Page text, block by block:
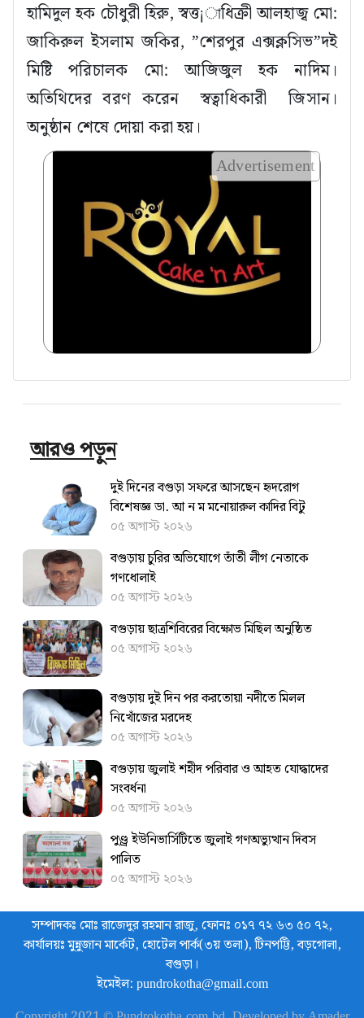
হামিদুল হক চৌধুরী হিরু, স্বত্ত¡াধিক্রী আলহাজ্ব মো:
জাকিরুল ইসলাম জকির, ”শেরপুর এক্সক্লসিভ”দই
মিষ্টি পরিচালক মো: আজিজুল হক নাদিম।
অতিথিদের বরণ করেন স্বত্বাধিকারী জিসান।
অনুষ্ঠান শেষে দোয়া করা হয়।
Advertisement
আরও পড়ুন
দুই দিনের বগুড়া সফরে আসছেন হৃদরোগ
বিশেষজ্ঞ ডা. আ ন ম মনোয়ারুল কাদির বিটু
০৫ অগাস্ট ২০২৬
বগুড়ায় চুরির অভিযোগে তাঁতী লীগ নেতাকে
গণধোলাই
০৫ অগাস্ট ২০২৬
বগুড়ায় ছাত্রশিবিরের বিক্ষোভ মিছিল অনুষ্ঠিত
০৫ অগাস্ট ২০২৬
বগুড়ায় দুই দিন পর করতোয়া নদীতে মিলল
নিখোঁজের মরদেহ
০৫ অগাস্ট ২০২৬
বগুড়ায় জুলাই শহীদ পরিবার ও আহত যোদ্ধাদের
সংবর্ধনা
০৫ অগাস্ট ২০২৬
পুণ্ড্র ইউনিভার্সিটিতে জুলাই গণঅভ্যুত্থান দিবস
পালিত
০৫ অগাস্ট ২০২৬
সম্পাদকঃ মোঃ রাজেদুর রহমান রাজু, ফোনঃ ০১৭ ৭২ ৬৩ ৫০ ৭২,
কার্যালয়ঃ মুন্নুজান মার্কেট, হোটেল পার্ক(৩য় তলা), টিনপট্টি, বড়গোলা,
বগুড়া।
ইমেইল: pundrokotha@gmail.com